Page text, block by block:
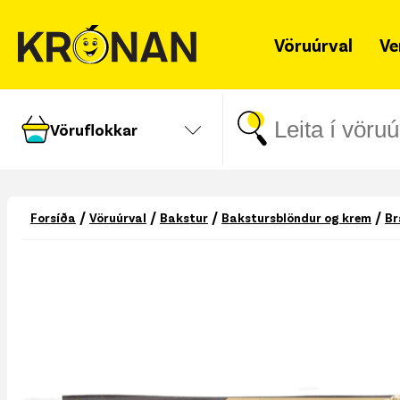
Vöruúrval
Vöruflokkar
Forsíða / Vöruúrval / Bakstur / Bakstursblöndur og krem /